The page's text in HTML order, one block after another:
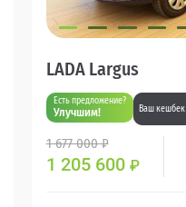
LADA Largus
Есть предложение?
Улучшим! Ваш кешбек
1 677 000 ₽
1 205 600 ₽